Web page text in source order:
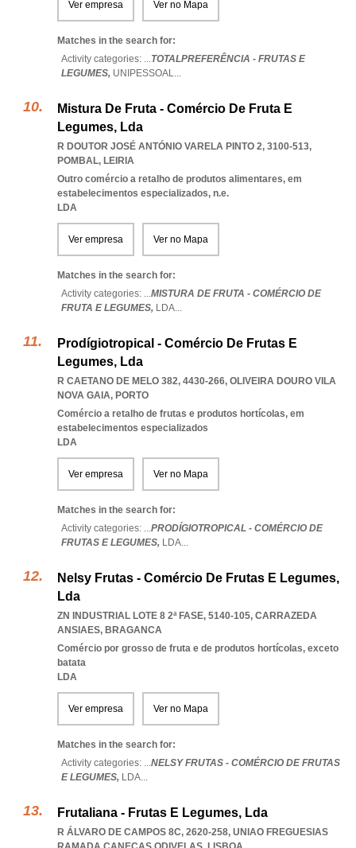
Ver empresa Ver no Mapa
Matches in the search for:
Activity categories: ...TOTALPREFERÊNCIA - FRUTAS E
LEGUMES, UNIPESSOAL...
Mistura De Fruta - Comércio De Fruta E
Legumes, Lda
R DOUTOR JOSÉ ANTÓNIO VARELA PINTO 2, 3100-513,
POMBAL, LEIRIA
Outro comércio a retalho de produtos alimentares, em
estabelecimentos especializados, n.e.
LDA
Ver empresa Ver no Mapa
Matches in the search for:
Activity categories: ...MISTURA DE FRUTA - COMÉRCIO DE
FRUTA E LEGUMES, LDA...
Prodígiotropical - Comércio De Frutas E
Legumes, Lda
R CAETANO DE MELO 382, 4430-266, OLIVEIRA DOURO VILA
NOVA GAIA, PORTO
Comércio a retalho de frutas e produtos hortícolas, em
estabelecimentos especializados
LDA
Ver empresa Ver no Mapa
Matches in the search for:
Activity categories: ...PRODÍGIOTROPICAL - COMÉRCIO DE
FRUTAS E LEGUMES, LDA...
Nelsy Frutas - Comércio De Frutas E Legumes,
Lda
ZN INDUSTRIAL LOTE 8 2ª FASE, 5140-105, CARRAZEDA
ANSIAES, BRAGANCA
Comércio por grosso de fruta e de produtos hortícolas, exceto
batata
LDA
Ver empresa Ver no Mapa
Matches in the search for:
Activity categories: ...NELSY FRUTAS - COMÉRCIO DE FRUTAS
E LEGUMES, LDA...
Frutaliana - Frutas E Legumes, Lda
R ÁLVARO DE CAMPOS 8C, 2620-258, UNIAO FREGUESIAS